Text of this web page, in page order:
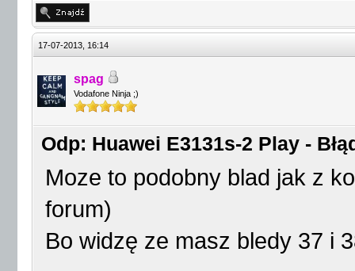
17-07-2013, 16:14
spag
Vodafone Ninja ;)
Odp: Huawei E3131s-2 Play -
Moze to podobny blad jak z
forum)
Bo widzę ze masz bledy 37 i